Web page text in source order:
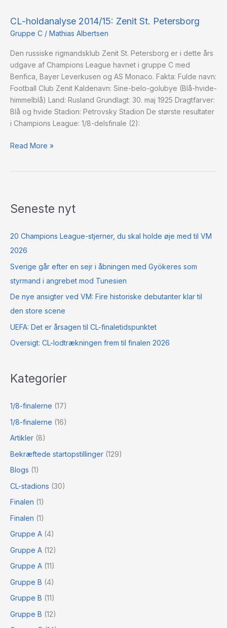
CL-holdanalyse 2014/15: Zenit St. Petersborg
Gruppe C / Mathias Albertsen
Den russiske rigmandsklub Zenit St. Petersborg er i dette års
udgave af Champions League havnet i gruppe C med
Benfica, Bayer Leverkusen og AS Monaco. Fakta: Fulde navn:
Football Club Zenit Kaldenavn: Sine-belo-golubye (Blå-hvide-
himmelblå) Land: Rusland Grundlagt: 30. maj 1925 Dragtfarver:
Blå og hvide Stadion: Petrovsky Stadion De største resultater
i Champions League: 1/8-delsfinale (2):
2014/15:
Zenit
Petersborg
Read More »
Seneste nyt
20 Champions League-stjerner, du skal holde øje med til VM
2026
Sverige går efter en sejr i åbningen med Gyökeres som
styrmand i angrebet mod Tunesien
De nye ansigter ved VM: Fire historiske debutanter klar til
den store scene
UEFA: Det er årsagen til CL-finaletidspunktet
Oversigt: CL-lodtrækningen frem til finalen 2026
Kategorier
1/8-finalerne (17)
1/8-finalerne (16)
Artikler (8)
Bekræftede startopstillinger (129)
Blogs (1)
CL-stadions (30)
Finalen (1)
Finalen (1)
Gruppe A (4)
Gruppe A (12)
Gruppe A (11)
Gruppe B (4)
Gruppe B (11)
Gruppe B (12)